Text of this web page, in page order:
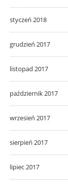
styczeń 2018
grudzień 2017
listopad 2017
październik 2017
wrzesień 2017
sierpień 2017
lipiec 2017